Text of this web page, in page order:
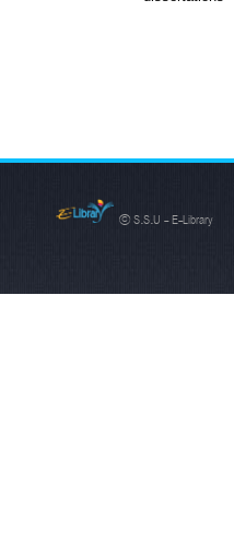
© S.S.U - E-Library